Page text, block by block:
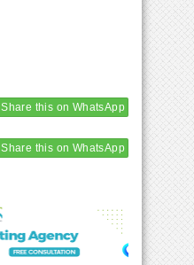
Share this on WhatsApp
Share this on WhatsApp